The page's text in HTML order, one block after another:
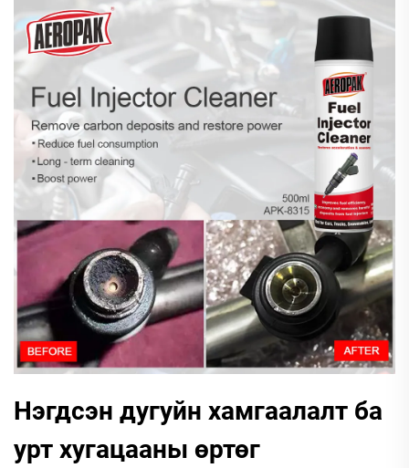
Нэгдсэн дугуйн хамгаалалт ба
урт хугацааны өртөг